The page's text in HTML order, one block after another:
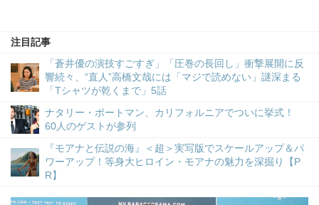
注目記事
「蒼井優の演技すごすぎ」「圧巻の長回し」衝撃展開に反
響続々、“直人”高橋文哉には「マジで読めない」謎深まる
「Tシャツが乾くまで」5話
ナタリー・ポートマン、カリフォルニアでついに挙式！
60人のゲストが参列
『モアナと伝説の海』＜超＞実写版でスケールアップ＆パ
ワーアップ！等身大ヒロイン・モアナの魅力を深掘り【P
R】